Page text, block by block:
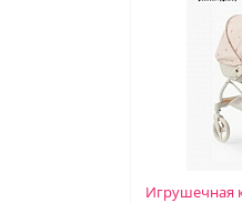
Игрушечная